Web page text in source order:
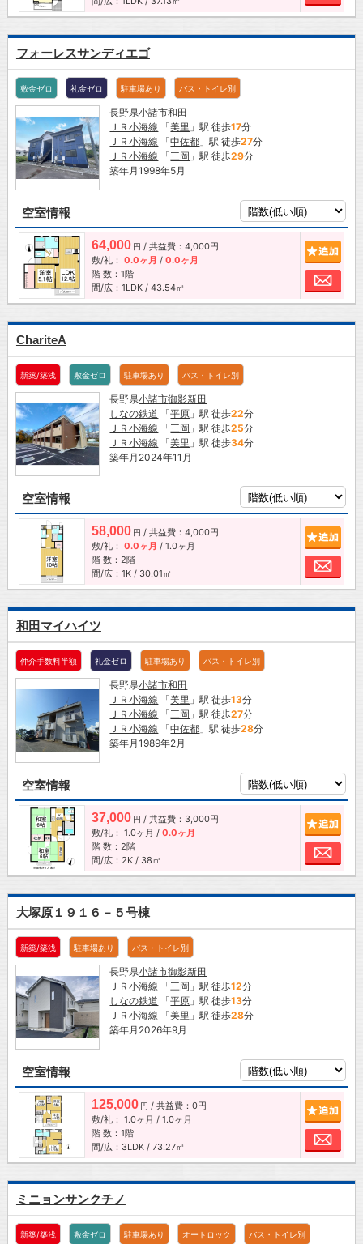
フォーレスサンディエゴ
敷金ゼロ 礼金ゼロ 駐車場あり バス・トイレ別
長野県小諸市和田
ＪＲ小海線 「美里 」駅 徒歩17分
ＪＲ小海線 「中佐都 」駅 徒歩27分
ＪＲ小海線 「三岡 」駅 徒歩29分
築年月1998年5月
空室情報
64,000 円 / 共益費：4,000円
敷/礼： 0.0ヶ月 / 0.0ヶ月
階 数：1階
間/広：1LDK / 43.54㎡
お
ChariteA
新築/築浅 敷金ゼロ 駐車場あり バス・トイレ別
長野県小諸市御影新田
しなの鉄道 「平原 」駅 徒歩22分
ＪＲ小海線 「三岡 」駅 徒歩25分
ＪＲ小海線 「美里 」駅 徒歩34分
築年月2024年11月
空室情報
58,000 円 / 共益費：4,000円
敷/礼： 0.0ヶ月 / 1.0ヶ月
階 数：2階
間/広：1K / 30.01㎡
お
和田マイハイツ
仲介手数料半額 礼金ゼロ 駐車場あり バス・トイレ別
長野県小諸市和田
ＪＲ小海線 「美里 」駅 徒歩13分
ＪＲ小海線 「三岡 」駅 徒歩27分
ＪＲ小海線 「中佐都 」駅 徒歩28分
築年月1989年2月
空室情報
37,000 円 / 共益費：3,000円
敷/礼： 1.0ヶ月 / 0.0ヶ月
階 数：2階
間/広：2K / 38㎡
お
大塚原１９１６－５号棟
新築/築浅 駐車場あり バス・トイレ別
長野県小諸市御影新田
ＪＲ小海線 「三岡 」駅 徒歩12分
しなの鉄道 「平原 」駅 徒歩13分
ＪＲ小海線 「美里 」駅 徒歩28分
築年月2026年9月
空室情報
125,000 円 / 共益費：0円
敷/礼： 1.0ヶ月 / 1.0ヶ月
階 数：1階
間/広：3LDK / 73.27㎡
お
ミニョンサンクチノ
新築/築浅 敷金ゼロ 駐車場あり オートロック バス・トイレ別